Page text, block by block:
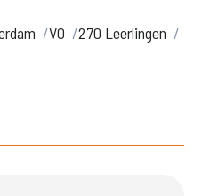
VO
270 Leerlingen